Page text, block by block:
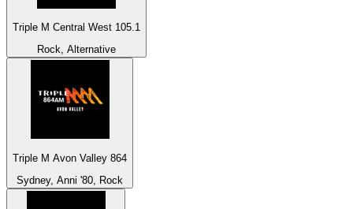
Triple M Central West 105.1
Rock, Alternative
Triple M Avon Valley 864
Sydney, Anni '80, Rock